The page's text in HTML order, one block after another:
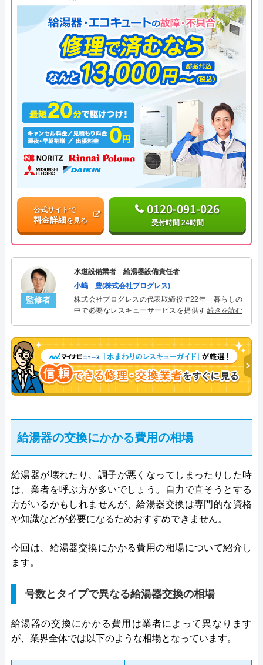
公式サイトで
料金詳細を見る
0120-091-026
受付時間 24時間
監修者
水道設備業者 給湯器設備責任者
小嶋 豊(株式会社プログレス)
株式会社プログレスの代表取締役で22年 暮らしの
中で必要なレスキューサービスを提供する株式会社
決。多くのお客様に信頼される「給湯器」のスペシ
ャリスト。
続きを読む
給湯器の交換にかかる費用の相場
給湯器が壊れたり、調子が悪くなってしまったりした時
は、業者を呼ぶ方が多いでしょう。自力で直そうとする
方がいるかもしれませんが、給湯器交換は専門的な資格
や知識などが必要になるためおすすめできません。
今回は、給湯器交換にかかる費用の相場について紹介し
ます。
号数とタイプで異なる給湯器交換の相場
給湯器の交換にかかる費用は業者によって異なります
が、業界全体では以下のような相場となっています。